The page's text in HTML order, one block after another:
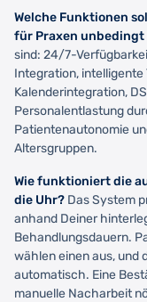
Welche Funktionen
für Praxen unbedingt
sind: 24/7-
Integration,
Kalenderintegration,
Personalentlastung
Patientenautonomie
Altersgruppen.
Wie funktioniert die
die Uhr? Das System
anhand Deiner
Behandlungsdauern.
wählen einen aus, und
automatisch. Eine
manuelle Nacharbeit